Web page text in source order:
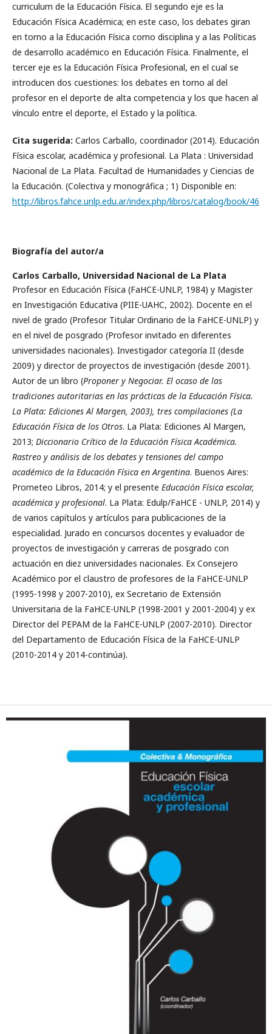
curriculum de la Educación Física. El segundo eje es la
Educación Física Académica; en este caso, los debates giran
en torno a la Educación Física como disciplina y a las Políticas
de desarrollo académico en Educación Física. Finalmente, el
tercer eje es la Educación Física Profesional, en el cual se
introducen dos cuestiones: los debates en torno al del
profesor en el deporte de alta competencia y los que hacen al
vínculo entre el deporte, el Estado y la política.
Cita sugerida: Carlos Carballo, coordinador (2014). Educación
Física escolar, académica y profesional. La Plata : Universidad
Nacional de La Plata. Facultad de Humanidades y Ciencias de
la Educación. (Colectiva y monográfica ; 1) Disponible en:
http://libros.fahce.unlp.edu.ar/index.php/libros/catalog/book/46
Biografía del autor/a
Carlos Carballo, Universidad Nacional de La Plata
Profesor en Educación Física (FaHCE-UNLP, 1984) y Magister
en Investigación Educativa (PIIE-UAHC, 2002). Docente en el
nivel de grado (Profesor Titular Ordinario de la FaHCE-UNLP) y
en el nivel de posgrado (Profesor invitado en diferentes
universidades nacionales). Investigador categoría II (desde
2009) y director de proyectos de investigación (desde 2001).
Autor de un libro (Proponer y Negociar. El ocaso de las
tradiciones autoritarias en las prácticas de la Educación Física.
La Plata: Ediciones Al Margen, 2003), tres compilaciones (La
Educación Física de los Otros. La Plata: Ediciones Al Margen,
2013; Diccionario Crítico de la Educación Física Académica.
Rastreo y análisis de los debates y tensiones del campo
académico de la Educación Física en Argentina. Buenos Aires:
Prometeo Libros, 2014; y el presente Educación Física escolar,
académica y profesional. La Plata: Edulp/FaHCE - UNLP, 2014) y
de varios capítulos y artículos para publicaciones de la
especialidad. Jurado en concursos docentes y evaluador de
proyectos de investigación y carreras de posgrado con
actuación en diez universidades nacionales. Ex Consejero
Académico por el claustro de profesores de la FaHCE-UNLP
(1995-1998 y 2007-2010), ex Secretario de Extensión
Universitaria de la FaHCE-UNLP (1998-2001 y 2001-2004) y ex
Director del PEPAM de la FaHCE-UNLP (2007-2010). Director
del Departamento de Educación Física de la FaHCE-UNLP
(2010-2014 y 2014-continúa).